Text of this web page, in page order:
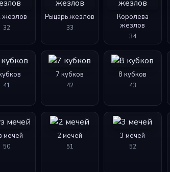
32
Рыцарь жезлов
33
Королева
жезлов
34
41
7 кубков
42
8 кубков
43
мечей
50
2 мечей
51
3 мечей
52